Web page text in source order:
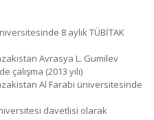
8 aylık TÜBİTAK
Avrasya L. Gumilev
(2013 yılı)
Al Farabi üniversitesinde
davetlisi olarak